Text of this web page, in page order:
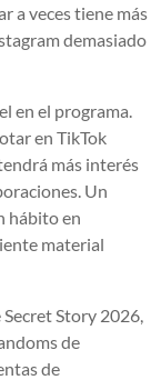
a veces tiene más
demasiado
en el programa.
en TikTok
más interés
Un
hábito en
material
Story 2026,
de
de